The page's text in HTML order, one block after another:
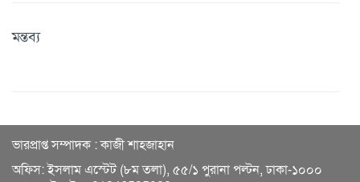
মন্তব্য
ভারপ্রাপ্ত সম্পাদক : কাজী শাহজাহান
অফিস: ইসলাম এস্টেট (৮ম তলা), ৫৫/১ পুরানা পল্টন, ঢাকা-১০০০